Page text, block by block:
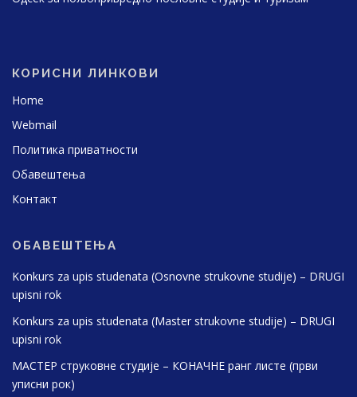
КОРИСНИ ЛИНКОВИ
Home
Webmail
Политика приватности
Обавештења
Контакт
ОБАВЕШТЕЊА
Konkurs za upis studenata (Osnovne strukovne studije) – DRUGI
upisni rok
Konkurs za upis studenata (Master strukovne studije) – DRUGI
upisni rok
МАСТЕР струковне студије – КОНАЧНЕ ранг листе (први
уписни рок)